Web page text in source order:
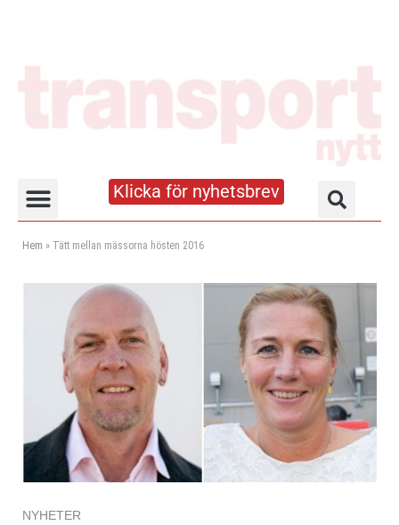
Klicka för nyhetsbrev
Hem » Tätt mellan mässorna hösten 2016
NYHETER